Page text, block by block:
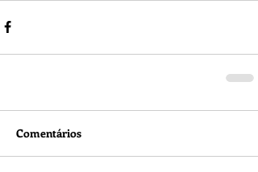
Comentários